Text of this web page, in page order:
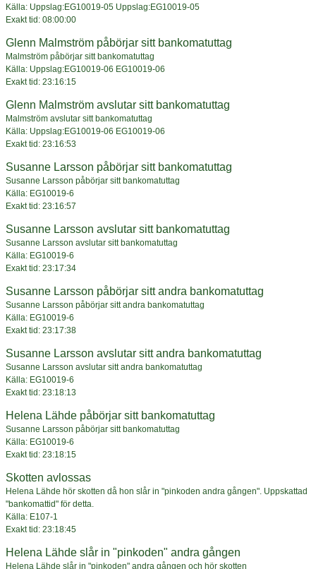
Källa: Uppslag:EG10019-05 Uppslag:EG10019-05
Exakt tid: 08:00:00
Glenn Malmström påbörjar sitt bankomatuttag
Malmström påbörjar sitt bankomatuttag
Källa: Uppslag:EG10019-06 EG10019-06
Exakt tid: 23:16:15
Glenn Malmström avslutar sitt bankomatuttag
Malmström avslutar sitt bankomatuttag
Källa: Uppslag:EG10019-06 EG10019-06
Exakt tid: 23:16:53
Susanne Larsson påbörjar sitt bankomatuttag
Susanne Larsson påbörjar sitt bankomatuttag
Källa: EG10019-6
Exakt tid: 23:16:57
Susanne Larsson avslutar sitt bankomatuttag
Susanne Larsson avslutar sitt bankomatuttag
Källa: EG10019-6
Exakt tid: 23:17:34
Susanne Larsson påbörjar sitt andra bankomatuttag
Susanne Larsson påbörjar sitt andra bankomatuttag
Källa: EG10019-6
Exakt tid: 23:17:38
Susanne Larsson avslutar sitt andra bankomatuttag
Susanne Larsson avslutar sitt andra bankomatuttag
Källa: EG10019-6
Exakt tid: 23:18:13
Helena Lähde påbörjar sitt bankomatuttag
Susanne Larsson påbörjar sitt bankomatuttag
Källa: EG10019-6
Exakt tid: 23:18:15
Skotten avlossas
Helena Lähde hör skotten då hon slår in "pinkoden andra gången". Uppskattad
"bankomattid" för detta.
Källa: E107-1
Exakt tid: 23:18:45
Helena Lähde slår in "pinkoden" andra gången
Helena Lähde slår in "pinkoden" andra gången och hör skotten